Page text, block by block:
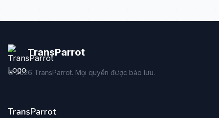
TransParrot
©2026 TransParrot. Mọi quyền được bảo lưu.
TransParrot